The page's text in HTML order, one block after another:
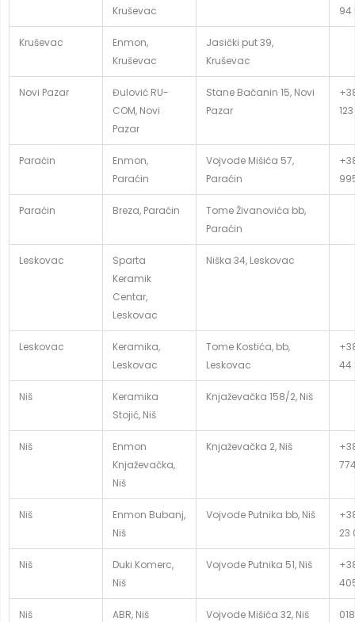
Kruševac
94
Kruševac
Enmon,
Kruševac
Jasički put 39,
Kruševac
Novi Pazar
Đulović RU-
COM, Novi
Pazar
Stane Bačanin 15, Novi
Pazar
123
Paraćin
Enmon,
Paraćin
Vojvode Mišića 57,
Paraćin
Paraćin Breza, Paraćin
Tome Živanovića bb,
Paraćin
Leskovac
Sparta
Keramik
Centar,
Leskovac
Niška 34, Leskovac
Leskovac
Keramika,
Leskovac
Tome Kostića, bb,
Leskovac
44
Niš
Keramika
Stojić, Niš
Knjaževačka 158/2, Niš
Niš
Enmon
Knjaževačka,
Niš
Knjaževačka 2, Niš
Niš
Enmon Bubanj,
Niš
Vojvode Putnika bb, Niš
23
Niš
Duki Komerc,
Niš
Vojvode Putnika 51, Niš
Niš ABR, Niš Vojvode Mišića 32, Niš